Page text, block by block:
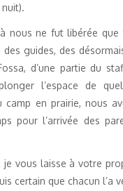
nous ne fut libérée
des guides, des
d’une partie du
l’espace de
camp en prairie, nous
pour l’arrivée des
je vous laisse à votre
certain que chacun l’a